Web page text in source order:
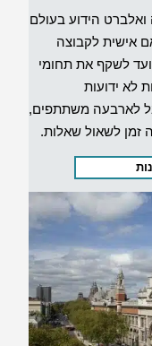
ואלברט הידוע בעולם
3 שעות המותאם אישית לקבוצה
לשקף את תחומי
לא ידועות
לארבעה משתתפים,
לשאול שאלות.